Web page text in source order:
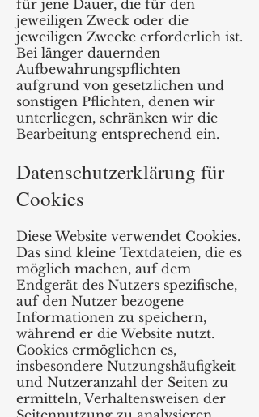
für jene Dauer, die für den
jeweiligen Zweck oder die
jeweiligen Zwecke erforderlich ist.
Bei länger dauernden
Aufbewahrungspflichten
aufgrund von gesetzlichen und
sonstigen Pflichten, denen wir
unterliegen, schränken wir die
Bearbeitung entsprechend ein.
Datenschutzerklärung für
Cookies
Diese Website verwendet Cookies.
Das sind kleine Textdateien, die es
möglich machen, auf dem
Endgerät des Nutzers spezifische,
auf den Nutzer bezogene
Informationen zu speichern,
während er die Website nutzt.
Cookies ermöglichen es,
insbesondere Nutzungshäufigkeit
und Nutzeranzahl der Seiten zu
ermitteln, Verhaltensweisen der